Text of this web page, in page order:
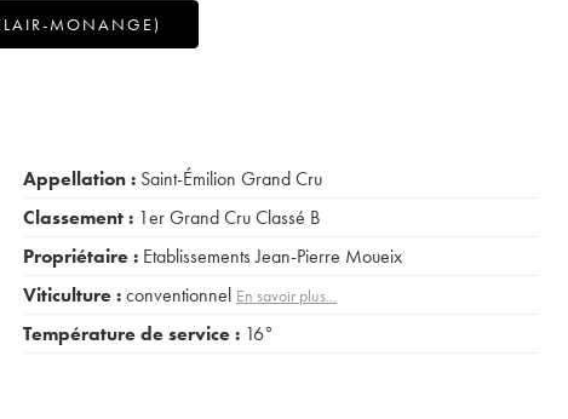
MONANGE)
Appellation : Saint-Émilion Grand Cru
Classement : 1er Grand Cru Classé B
Propriétaire : Etablissements Jean-Pierre Moueix
Viticulture :conventionnel En savoir plus...
Température de service : 16°